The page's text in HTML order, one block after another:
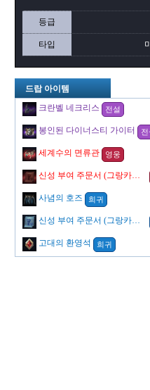
등급
타입
드랍 아이템
크란벨 네크리스
전설
봉인된 다이너스티 가이터
세계수의 면류관 영웅
신성 부여 주문서 (그랑카인의 징벌)
사념의 호즈 희귀
신성 부여 주문서 (그랑카인의 처단)
고대의 환영석 희귀